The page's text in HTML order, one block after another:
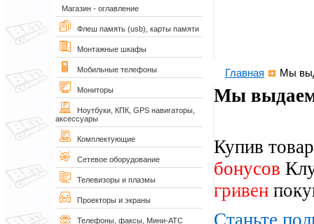
Магазин - оглавление
Флеш память (usb), карты памяти
Монтажные шкафы
Мобильные телефоны
Мониторы
Ноутбуки, КПК, GPS навигаторы,
аксессуары
Комплектующие
Сетевое оборудование
Телевизоры и плазмы
Проекторы и экраны
Телефоны, факсы, Мини-АТС
Главная Мы
Мы
Купив
бонусов
гривен
Станьте